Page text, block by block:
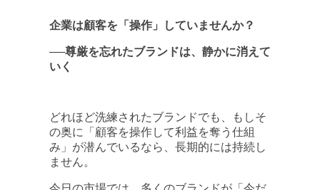
企業は顧客を「操作」していませんか？
──尊厳を忘れたブランドは、静かに消えて
いく
どれほど洗練されたブランドでも、もしそ
の奥に「顧客を操作して利益を奪う仕組
み」が潜んでいるなら、長期的には持続し
ません。